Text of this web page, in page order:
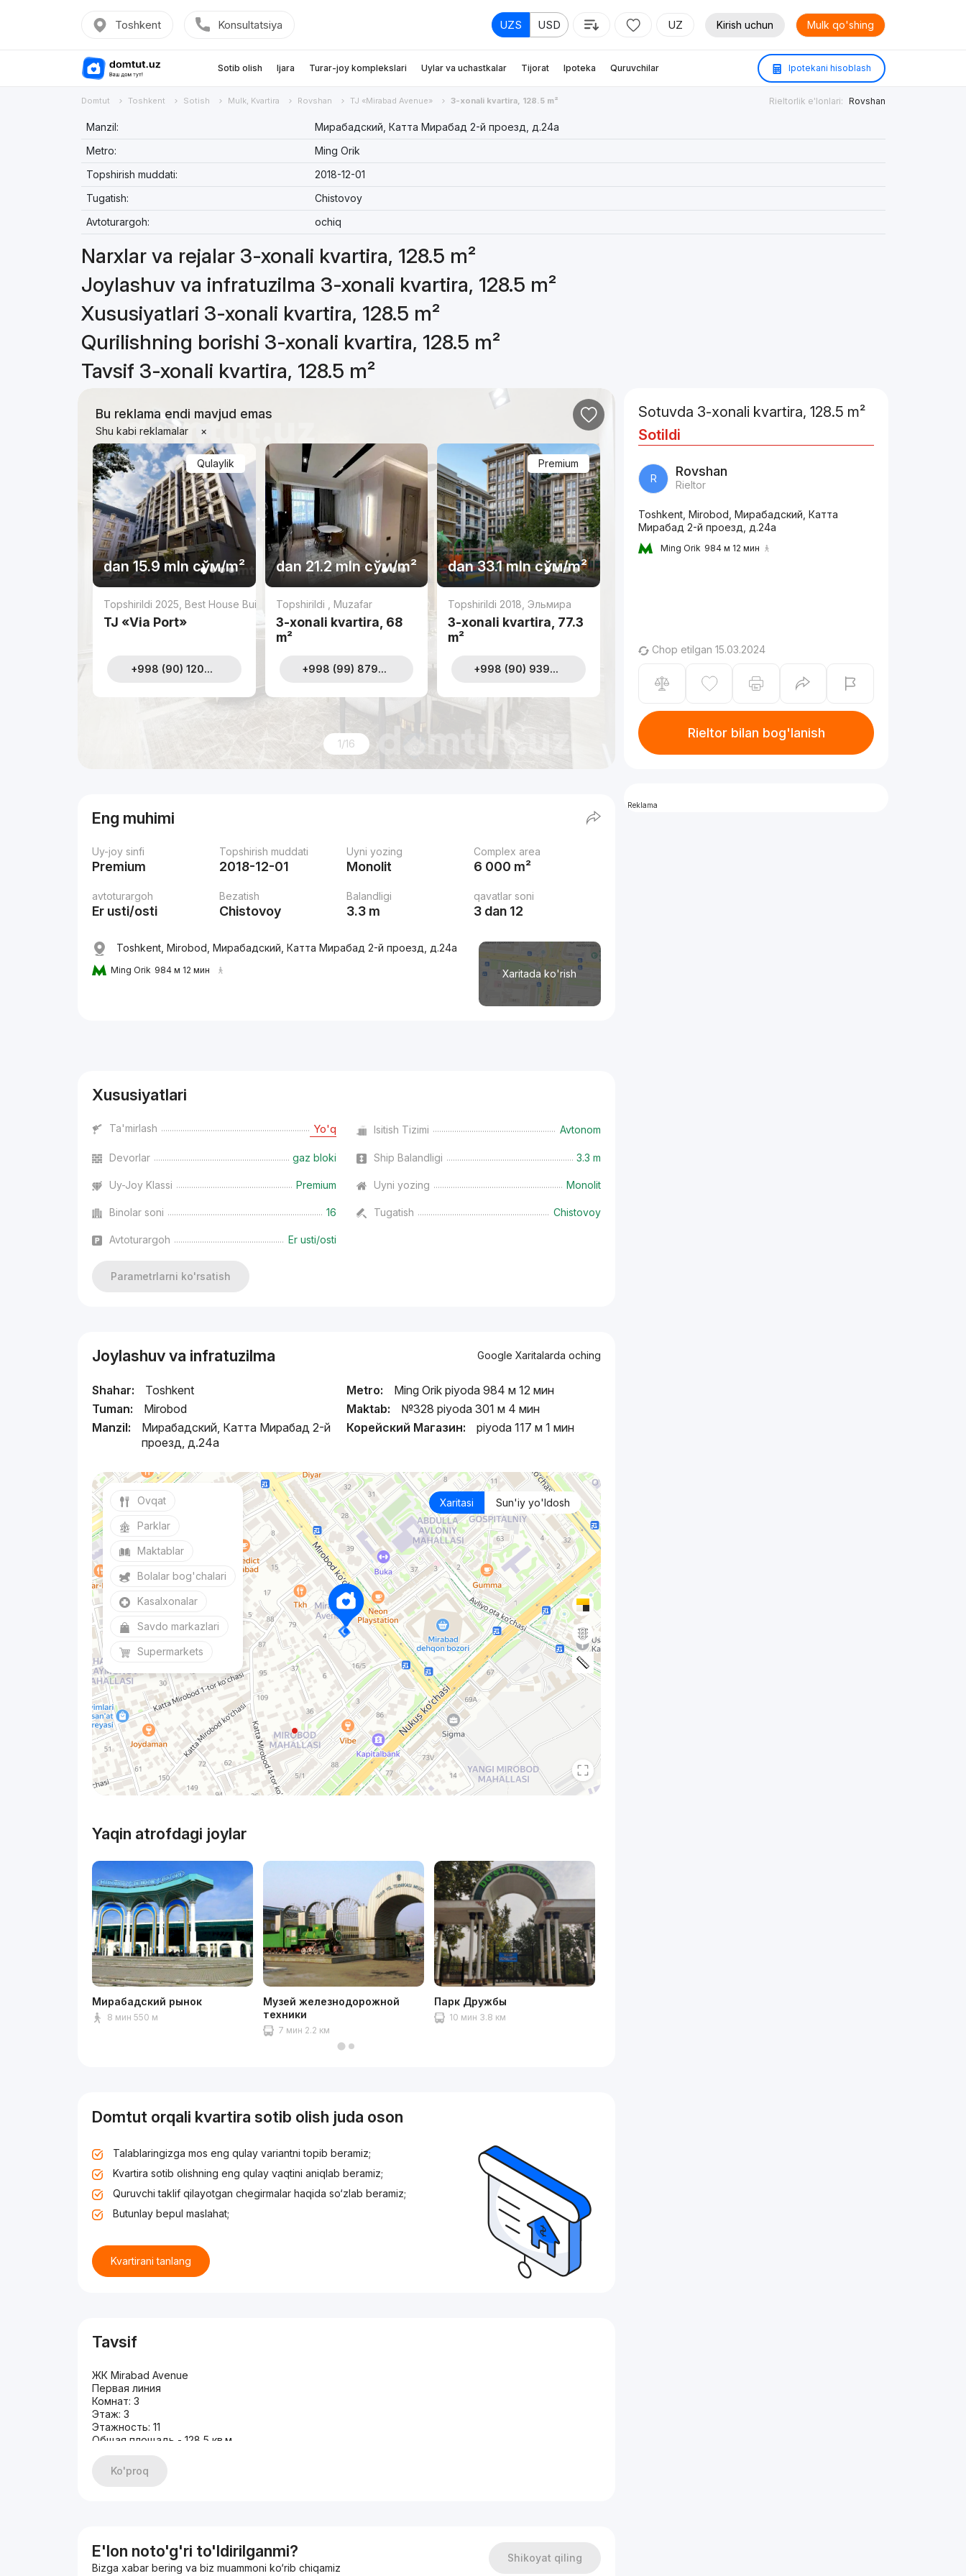
Toshkent Konsultatsiya UZS USD UZ Kirish uchun Mulk qo'shing
Sotib olish Ijara Turar-joy komplekslari Uylar va uchastkalar Tijorat Ipoteka Quruvchilar Ipotekani hisoblash
Domtut Toshkent Sotish Mulk, Kvartira Rovshan TJ «Mirabad Avenue» 3-xonali kvartira, 128.5 m² Rieltorlik e'lonlari: Rovshan
Manzil:
Мирабадский, Катта Мирабад 2-й проезд, д.24a
Metro:
Ming Orik
Topshirish muddati:
2018-12-01
Tugatish:
Chistovoy
Avtoturargoh:
ochiq
Narxlar va rejalar 3-xonali kvartira, 128.5 m²
Joylashuv va infratuzilma 3-xonali kvartira, 128.5 m²
Xususiyatlari 3-xonali kvartira, 128.5 m²
Qurilishning borishi 3-xonali kvartira, 128.5 m²
Tavsif 3-xonali kvartira, 128.5 m²
Bu reklama endi mavjud emas
Shu kabi reklamalar ×
Qulaylik
dan15.9 mln сўм/m²
Topshirildi 2025 Best House Building
TJ «Via Port»
+998 (90) 120...
dan21.2 mln сўм/m²
Topshirildi Muzafar
3-xonali kvartira, 68
m²
+998 (99) 879...
Premium
dan33.1 mln сўм/m²
Topshirildi 2018 ,Эльмира
3-xonali kvartira, 77.3
m²
+998 (90) 939...
1/16
Eng muhimi
Uy-joy sinfi
Premium
Topshirish muddati
2018-12-01
Uyni yozing
Monolit
Complex area
6 000 m²
avtoturargoh
Er usti/osti
Bezatish
Chistovoy
Balandligi
3.3 m
qavatlar soni
3 dan 12
Xaritada ko'rish
Toshkent, Mirobod, Мирабадский, Катта Мирабад 2-й проезд, д.24a
Ming Orik 984 м 12 мин
Xususiyatlari
Ta'mirlash Yo'q Isitish Tizimi Avtonom
Devorlar gaz bloki Ship Balandligi 3.3 m
Uy-Joy Klassi Premium Uyni yozing Monolit
Binolar soni 16 Tugatish Chistovoy
Avtoturargoh Er usti/osti
Parametrlarni ko'rsatish
Joylashuv va infratuzilma Google Xaritalarda oching
Shahar:
Toshkent
Tuman:
Mirobod
Manzil:
Мирабадский, Катта Мирабад 2-й
проезд, д.24a
Metro:
Ming Orik piyoda 984 м 12 мин
Maktab:
№328 piyoda 301 м 4 мин
Корейский Магазин:
piyoda 117 м 1 мин
Xaritasi Sun'iy yo'ldosh
Ovqat
Parklar
Maktablar
Bolalar bog'chalari
Kasalxonalar
Savdo markazlari
Supermarkets
Yaqin atrofdagi joylar
Мирабадский рынок
8 мин 550 м
Музей железнодорожной
техники
7 мин 2.2 км
Парк Дружбы
10 мин 3.8 км
Domtut orqali kvartira sotib olish juda oson
Talablaringizga mos eng qulay variantni topib beramiz;
Kvartira sotib olishning eng qulay vaqtini aniqlab beramiz;
Quruvchi taklif qilayotgan chegirmalar haqida so‘zlab beramiz;
Butunlay bepul maslahat;
Kvartirani tanlang
Tavsif
ЖК Mirabad Avenue
Первая линия
Комнат: 3
Этаж: 3
Этажность: 11
Общая площадь - 128,5 кв.м
МЕБЕЛЬ И ТЕХНИКА
ЦЕНА: 536 000 у.е.
Ko'proq
E'lon noto'g'ri to'ldirilganmi?
Bizga xabar bering va biz muammoni ko‘rib chiqamiz
Shikoyat qiling
Sotuvda 3-xonali kvartira, 128.5 m²
Sotildi
R Rovshan
Rieltor
Toshkent, Mirobod, Мирабадский, Катта
Мирабад 2-й проезд, д.24a
Ming Orik 984 м 12 мин
Chop etilgan 15.03.2024
Rieltor bilan bog'lanish
Reklama